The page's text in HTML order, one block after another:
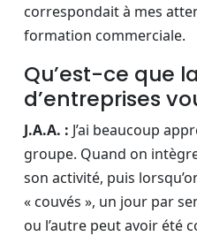
correspondait à mes
formation commerciale.
Qu’est-ce que
d’entreprises
J.A.A. : J’ai beaucoup
groupe. Quand on
son activité, puis
« couvés », un jour par
ou l’autre peut avoir été